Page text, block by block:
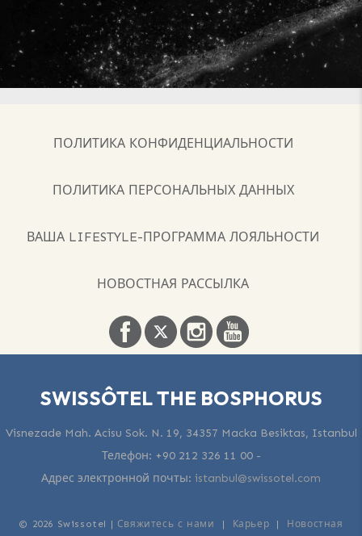
ПОЛИТИКА КОНФИДЕНЦИАЛЬНОСТИ
ПОЛИТИКА ПЕРСОНАЛЬНЫХ ДАННЫХ
ВАША LIFESTYLE-ПРОГРАММА ЛОЯЛЬНОСТИ
НОВОСТНАЯ РАССЫЛКА
SWISSÔTEL THE BOSPHORUS
Visnezade Mah. Acisu Sok. N. 19, 34357 Macka Besiktas, Istanbul
Телефон: +90 212 326 11 00-
Адрес электронной почты: istanbul@swissotel.com
© 2026 Swissotel | Свяжитесь с нами | Карьер | Новостная